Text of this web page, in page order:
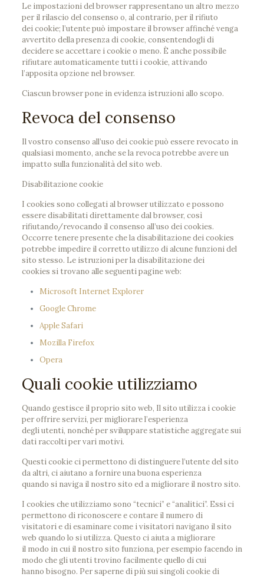
Le impostazioni del browser rappresentano un altro mezzo
per il rilascio del consenso o, al contrario, per il rifiuto
dei cookie; l’utente può impostare il browser affinché venga
avvertito della presenza di cookie, consentendogli di
decidere se accettare i cookie o meno. È anche possibile
rifiutare automaticamente tutti i cookie, attivando
l’apposita opzione nel browser.
Ciascun browser pone in evidenza istruzioni allo scopo.
Revoca del consenso
Il vostro consenso all’uso dei cookie può essere revocato in
qualsiasi momento, anche se la revoca potrebbe avere un
impatto sulla funzionalità del sito web.
Disabilitazione cookie
I cookies sono collegati al browser utilizzato e possono
essere disabilitati direttamente dal browser, così
rifiutando/revocando il consenso all’uso dei cookies.
Occorre tenere presente che la disabilitazione dei cookies
potrebbe impedire il corretto utilizzo di alcune funzioni del
sito stesso. Le istruzioni per la disabilitazione dei
cookies si trovano alle seguenti pagine web:
Microsoft Internet Explorer
Google Chrome
Apple Safari
Mozilla Firefox
Opera
Quali cookie utilizziamo
Quando gestisce il proprio sito web, Il sito utilizza i cookie
per offrire servizi, per migliorare l’esperienza
degli utenti, nonché per sviluppare statistiche aggregate sui
dati raccolti per vari motivi.
Questi cookie ci permettono di distinguere l’utente del sito
da altri, ci aiutano a fornire una buona esperienza
quando si naviga il nostro sito ed a migliorare il nostro sito.
I cookies che utilizziamo sono “tecnici” e “analitici”. Essi ci
permettono di riconoscere e contare il numero di
visitatori e di esaminare come i visitatori navigano il sito
web quando lo si utilizza. Questo ci aiuta a migliorare
il modo in cui il nostro sito funziona, per esempio facendo in
modo che gli utenti trovino facilmente quello di cui
hanno bisogno. Per saperne di più sui singoli cookie di